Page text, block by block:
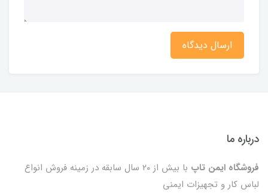
ارسال دیدگاه
درباره ما
فروشگاه ایمن تاپ
با بیش از ۲۰ سال سابقه در زمینه فروش انواع
لباس کار و تجهیزات ایمنی